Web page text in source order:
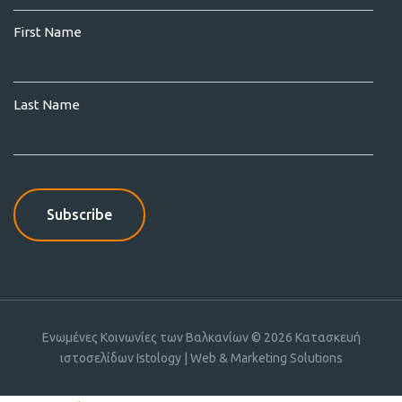
First Name
Last Name
Ενωμένες Κοινωνίες των Βαλκανίων © 2026 Κατασκευή
ιστοσελίδων Istology | Web & Marketing Solutions